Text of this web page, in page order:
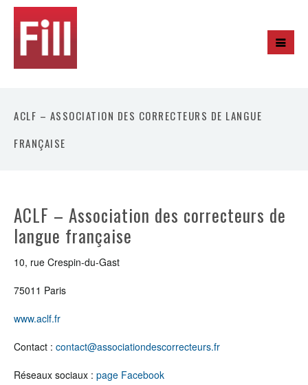
ACLF – ASSOCIATION DES CORRECTEURS DE LANGUE
FRANÇAISE
ACLF – Association des correcteurs de
langue française
10, rue Crespin-du-Gast
75011 Paris
www.aclf.fr
Contact : contact@associationdescorrecteurs.fr
Réseaux sociaux : page Facebook